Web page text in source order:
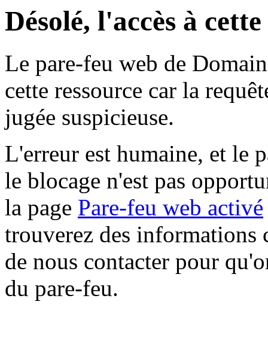
Désolé, l'accès à
Le pare-feu web de
cette ressource car la
jugée suspicieuse.
L'erreur est humaine, et le
le blocage n'est pas
la page Pare-feu web activé
trouverez des informations
de nous contacter pour
du pare-feu.